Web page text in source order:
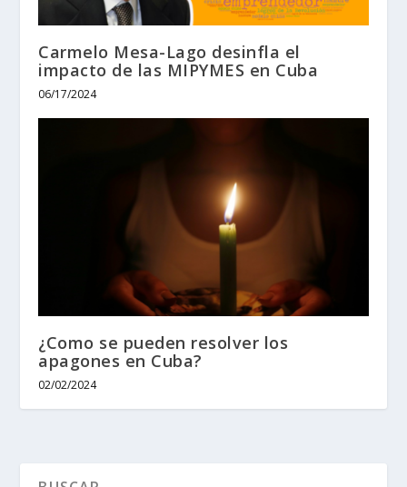
Carmelo Mesa-Lago desinfla el
impacto de las MIPYMES en Cuba
06/17/2024
¿Como se pueden resolver los
apagones en Cuba?
02/02/2024